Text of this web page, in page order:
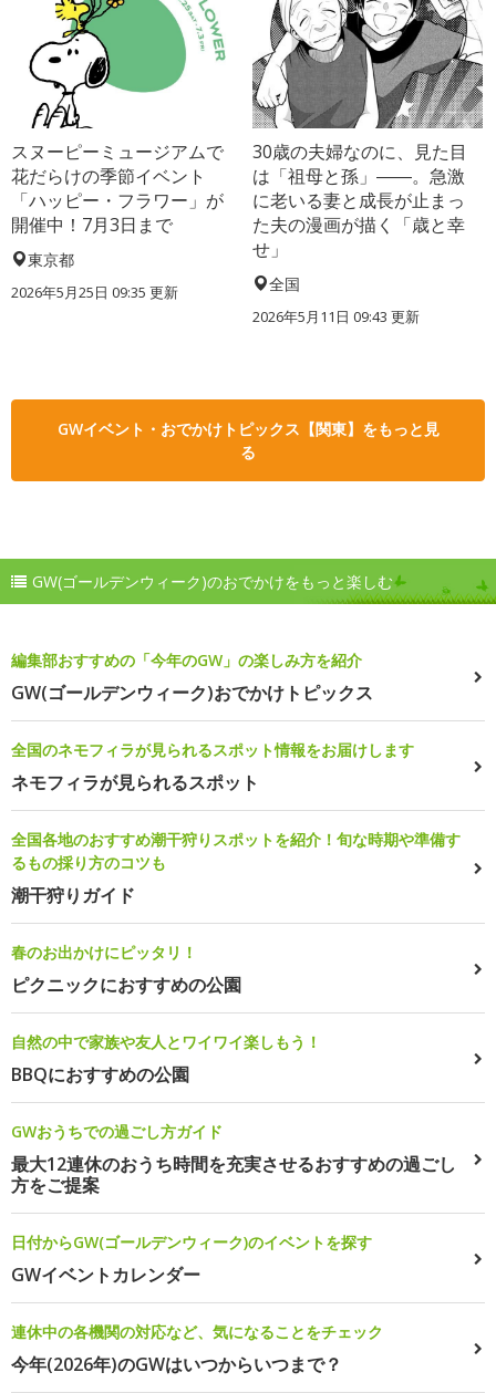
スヌーピーミュージアムで
花だらけの季節イベント
「ハッピー・フラワー」が
開催中！7月3日まで
東京都
2026年5月25日 09:35 更新
30歳の夫婦なのに、見た目
は「祖母と孫」――。急激
に老いる妻と成長が止まっ
た夫の漫画が描く「歳と幸
せ」
全国
2026年5月11日 09:43 更新
GWイベント・おでかけトピックス【関東】をもっと見
る
GW(ゴールデンウィーク)のおでかけをもっと楽しむ
編集部おすすめの「今年のGW」の楽しみ方を紹介
GW(ゴールデンウィーク)おでかけトピックス
全国のネモフィラが見られるスポット情報をお届けします
ネモフィラが見られるスポット
全国各地のおすすめ潮干狩りスポットを紹介！旬な時期や準備す
るもの採り方のコツも
潮干狩りガイド
春のお出かけにピッタリ！
ピクニックにおすすめの公園
自然の中で家族や友人とワイワイ楽しもう！
BBQにおすすめの公園
GWおうちでの過ごし方ガイド
最大12連休のおうち時間を充実させるおすすめの過ごし
方をご提案
日付からGW(ゴールデンウィーク)のイベントを探す
GWイベントカレンダー
連休中の各機関の対応など、気になることをチェック
今年(2026年)のGWはいつからいつまで？